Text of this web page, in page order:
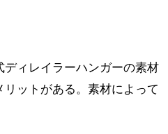
ィレイラーハンガーの素材
ットがある。素材によって